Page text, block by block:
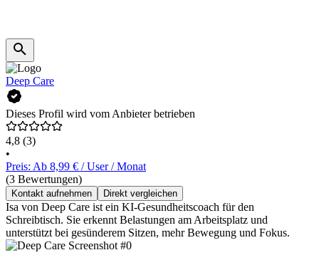
Deep Care
Dieses Profil wird vom Anbieter betrieben
4,8 (3)
•
Preis: Ab 8,99 € / User / Monat
(3 Bewertungen)
Kontakt aufnehmen Direkt vergleichen
Isa von Deep Care ist ein KI-Gesundheitscoach für den
Schreibtisch. Sie erkennt Belastungen am Arbeitsplatz und
unterstützt bei gesünderem Sitzen, mehr Bewegung und Fokus.